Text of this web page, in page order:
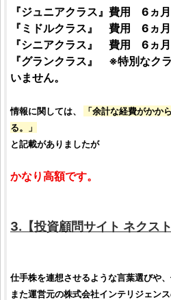
『ジュニアクラス』費用 6ヵ
『ミドルクラス』 費用 6ヵ
『シニアクラス』 費用 6ヵ
『グランクラス』 ※特別なク
いません。
情報に関しては、
「余計な経費がかか
る。」
と記載がありましたが
かなり高額です。
3.【投資顧問サイト ネクスト
仕手株を連想させるような言葉選びや、
また運営元の株式会社インテリジェンス